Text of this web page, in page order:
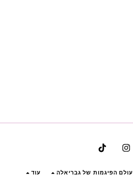
עולם הפיגמות של גבריאלה עוד